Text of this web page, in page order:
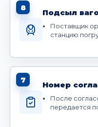
8
Подсыл
Поставщик
станцию
7
Номер
После
передается